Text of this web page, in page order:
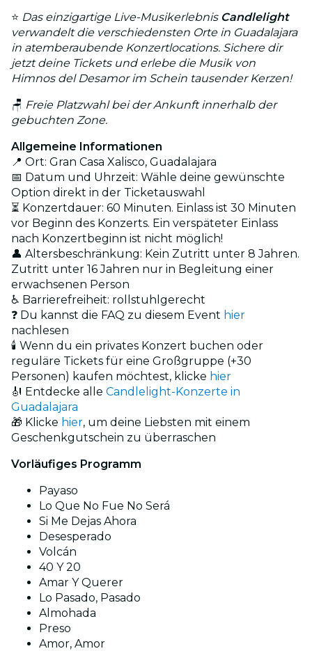
⭐ Das einzigartige Live-Musikerlebnis Candlelight
verwandelt die verschiedensten Orte in Guadalajara
in atemberaubende Konzertlocations. Sichere dir
jetzt deine Tickets und erlebe die Musik von
Himnos del Desamor im Schein tausender Kerzen!
🪑 Freie Platzwahl bei der Ankunft innerhalb der
gebuchten Zone.
Allgemeine Informationen
📍 Ort: Gran Casa Xalisco, Guadalajara
📅 Datum und Uhrzeit: Wähle deine gewünschte
Option direkt in der Ticketauswahl
⏳ Konzertdauer: 60 Minuten. Einlass ist 30 Minuten
vor Beginn des Konzerts. Ein verspäteter Einlass
nach Konzertbeginn ist nicht möglich!
👤 Altersbeschränkung: Kein Zutritt unter 8 Jahren.
Zutritt unter 16 Jahren nur in Begleitung einer
erwachsenen Person
♿ Barrierefreiheit: rollstuhlgerecht
❓ Du kannst die FAQ zu diesem Event hier
nachlesen
🕯️ Wenn du ein privates Konzert buchen oder
reguläre Tickets für eine Großgruppe (+30
Personen) kaufen möchtest, klicke hier
🎻 Entdecke alle Candlelight-Konzerte in
Guadalajara
🎁 Klicke hier, um deine Liebsten mit einem
Geschenkgutschein zu überraschen
Vorläufiges Programm
Payaso
Lo Que No Fue No Será
Si Me Dejas Ahora
Desesperado
Volcán
40 Y 20
Amar Y Querer
Lo Pasado, Pasado
Almohada
Preso
Amor, Amor